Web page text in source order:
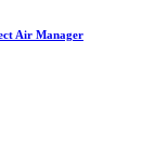
Air Manager